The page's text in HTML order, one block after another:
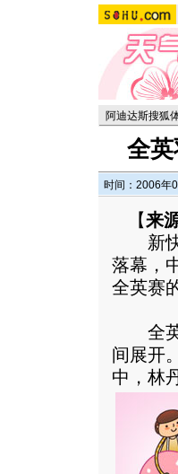
阿迪达斯搜狐
全
时间：2006年
【来
新快
落幕，
全英赛
全英
间展开
中，林